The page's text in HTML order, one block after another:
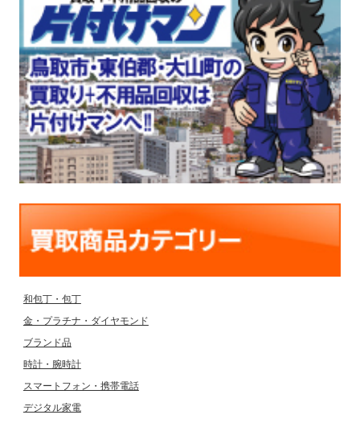
和包丁・包丁
金・プラチナ・ダイヤモンド
ブランド品
時計・腕時計
スマートフォン・携帯電話
デジタル家電